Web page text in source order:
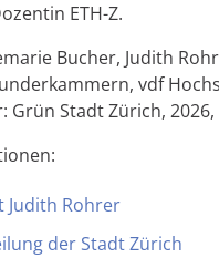
ETH-Z.
Bucher, Judith
vdf
Grün Stadt Zürich, 2026,
Judith Rohrer
der Stadt Zürich